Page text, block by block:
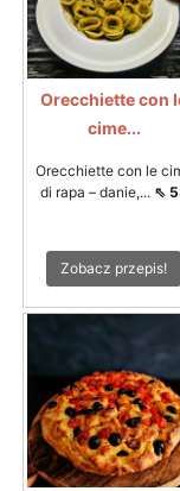
Orecchiette con
cime...
Orecchiette con le
di rapa – danie,... ⇖
Zobacz przepis!